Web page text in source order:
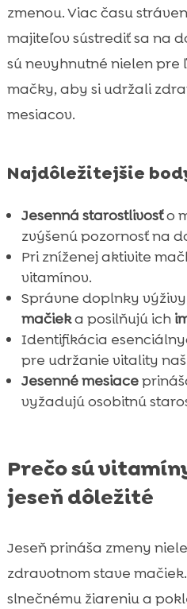
 Konzultácia s
 Správne
 Prírodné zdroje
 Dôležitosť
 Výhody CricksyCat
 FAQ
zmenou. Viac času
majiteľov sústrediť sa na
sú nevyhnutné nielen pre
mačky, aby si udržali
mesiacov.
Najdôležitejšie
Jesenná starostlivosťo
zvýšenú pozornosť na
Pri zníženej aktivite
vitamínov.
Správne doplnky
mačieka posilňujú ich
Identifikácia
pre udržanie vitality
Jesenné mesiace
vyžadujú osobitnú
Prečo sú
jeseň dôležité
Jeseň prináša zmeny
zdravotnom stave
slnečnému žiareniu a